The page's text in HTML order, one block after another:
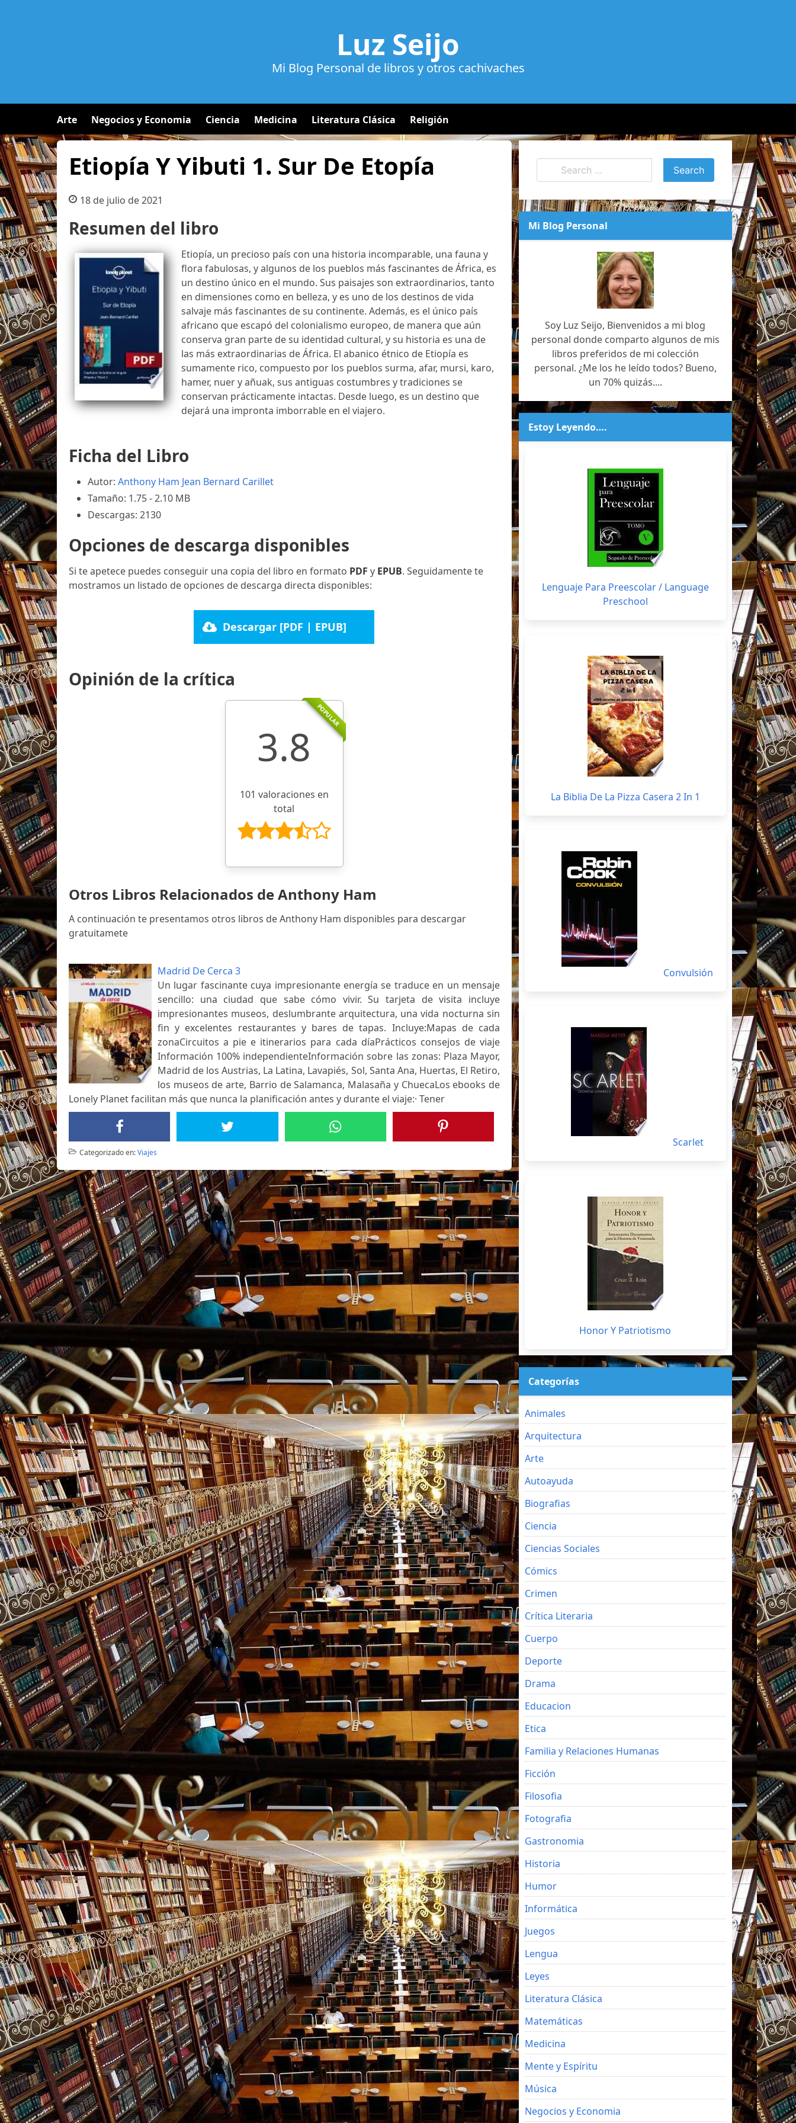
Luz Seijo
Mi Blog Personal de libros y otros cachivaches
Arte Negocios y Economia Ciencia Medicina Literatura Clásica Religión
Etiopía Y Yibuti 1. Sur De Etopía
18 de julio de 2021
Resumen del libro
Etiopía, un precioso país con una historia incomparable, una fauna y
flora fabulosas, y algunos de los pueblos más fascinantes de África, es
un destino único en el mundo. Sus paisajes son extraordinarios, tanto
en dimensiones como en belleza, y es uno de los destinos de vida
salvaje más fascinantes de su continente. Además, es el único país
africano que escapó del colonialismo europeo, de manera que aún
conserva gran parte de su identidad cultural, y su historia es una de
las más extraordinarias de África. El abanico étnico de Etiopía es
sumamente rico, compuesto por los pueblos surma, afar, mursi, karo,
hamer, nuer y añuak, sus antiguas costumbres y tradiciones se
conservan prácticamente intactas. Desde luego, es un destino que
dejará una impronta imborrable en el viajero.
Ficha del Libro
Autor: Anthony Ham Jean Bernard Carillet
Tamaño: 1.75 - 2.10 MB
Descargas: 2130
Opciones de descarga disponibles
Si te apetece puedes conseguir una copia del libro en formato PDF y EPUB. Seguidamente te
mostramos un listado de opciones de descarga directa disponibles:
Descargar [PDF | EPUB]
Opinión de la crítica
POPULAR
3.8
101 valoraciones en
total
Otros Libros Relacionados de Anthony Ham
A continuación te presentamos otros libros de Anthony Ham disponibles para descargar
gratuitamete
Madrid De Cerca 3
Un lugar fascinante cuya impresionante energía se traduce en un mensaje
sencillo: una ciudad que sabe cómo vivir. Su tarjeta de visita incluye
impresionantes museos, deslumbrante arquitectura, una vida nocturna sin
fin y excelentes restaurantes y bares de tapas. Incluye:Mapas de cada
zonaCircuitos a pie e itinerarios para cada díaPrácticos consejos de viaje
Información 100% independienteInformación sobre las zonas: Plaza Mayor,
Madrid de los Austrias, La Latina, Lavapiés, Sol, Santa Ana, Huertas, El Retiro,
los museos de arte, Barrio de Salamanca, Malasaña y ChuecaLos ebooks de
Lonely Planet facilitan más que nunca la planificación antes y durante el viaje:· Tener
Categorizado en:Viajes
Mi Blog Personal
Soy Luz Seijo, Bienvenidos a mi blog
personal donde comparto algunos de mis
libros preferidos de mi colección
personal. ¿Me los he leído todos? Bueno,
un 70% quizás....
Estoy Leyendo….
Lenguaje Para Preescolar / Language
Preschool
La Biblia De La Pizza Casera 2 In 1
Convulsión
Scarlet
Honor Y Patriotismo
Categorías
Animales
Arquitectura
Arte
Autoayuda
Biografias
Ciencia
Ciencias Sociales
Cómics
Crimen
Crítica Literaria
Cuerpo
Deporte
Drama
Educacion
Etica
Familia y Relaciones Humanas
Ficción
Filosofia
Fotografia
Gastronomia
Historia
Humor
Informática
Juegos
Lengua
Leyes
Literatura Clásica
Matemáticas
Medicina
Mente y Espíritu
Música
Negocios y Economia